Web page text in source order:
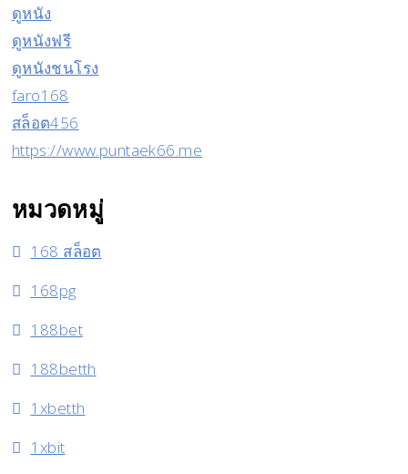
ดูหนัง
ดูหนังฟรี
ดูหนังชนโรง
faro168
สล็อต456
https://www.puntaek66.me
หมวดหมู่
168 สล็อต
168pg
188bet
188betth
1xbetth
1xbit